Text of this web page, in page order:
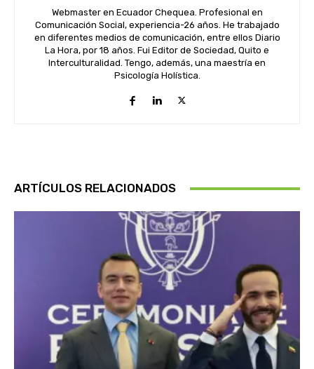
Webmaster en Ecuador Chequea. Profesional en
Comunicación Social, experiencia-26 años. He trabajado
en diferentes medios de comunicación, entre ellos Diario
La Hora, por 18 años. Fui Editor de Sociedad, Quito e
Interculturalidad. Tengo, además, una maestría en
Psicología Holística.
ARTÍCULOS RELACIONADOS